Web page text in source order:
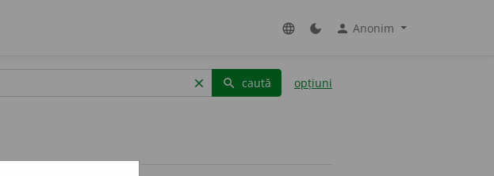
language dark_mode person Anonim
clear search caută opțiuni